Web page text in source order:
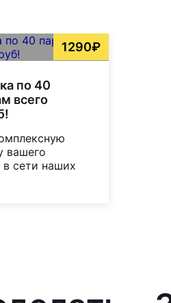
1290₽
по 40
всего
вашего
сети наших